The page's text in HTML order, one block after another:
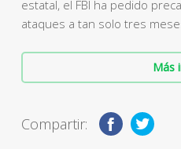
estatal, el FBI ha pedido
ataques a tan solo tres
Más
Compartir: